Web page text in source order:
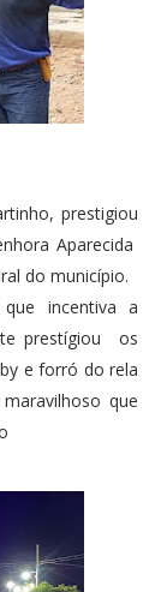
prestigiou
Aparecida
do município.
que incentiva a
prestígiou os
e forró do rela
que